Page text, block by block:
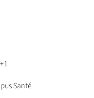
Santé